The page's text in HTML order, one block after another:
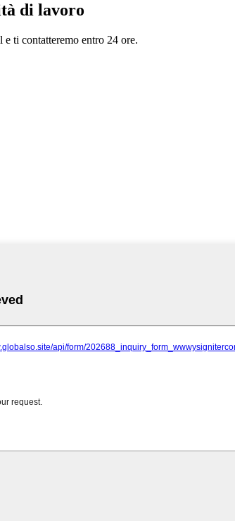
di lavoro
ti contatteremo entro 24 ore.